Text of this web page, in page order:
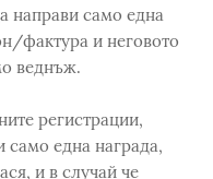
направи само една
фактура и неговото
веднъж.
регистрации,
само една награда,
и в случай че